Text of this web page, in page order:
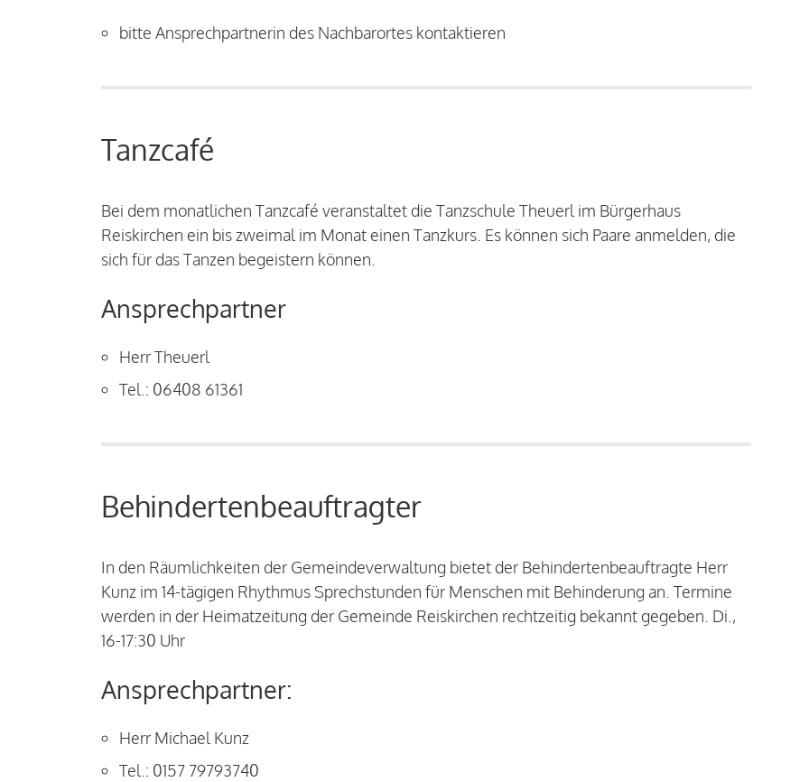
bitte Ansprechpartnerin des Nachbarortes kontaktieren
Tanzcafé
Bei dem monatlichen Tanzcafé veranstaltet die Tanzschule Theuerl im Bürgerhaus
Reiskirchen ein bis zweimal im Monat einen Tanzkurs. Es können sich Paare anmelden, die
sich für das Tanzen begeistern können.
Ansprechpartner
Herr Theuerl
Tel.: 06408 61361
Behindertenbeauftragter
In den Räumlichkeiten der Gemeindeverwaltung bietet der Behindertenbeauftragte Herr
Kunz im 14-tägigen Rhythmus Sprechstunden für Menschen mit Behinderung an. Termine
werden in der Heimatzeitung der Gemeinde Reiskirchen rechtzeitig bekannt gegeben. Di.,
16-17:30 Uhr
Ansprechpartner:
Herr Michael Kunz
Tel.: 0157 79793740